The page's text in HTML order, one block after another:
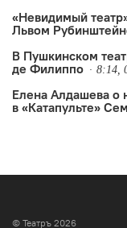
«Невидимый
Львом
В Пушкинском
де Филиппо
8:14,
Елена Алдашева о
в «Катапульте»
© Театръ 2026